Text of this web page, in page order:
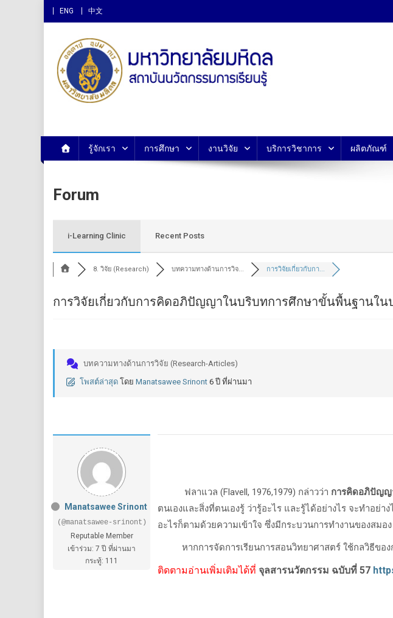
ENG 中文
สถาบันนวัตกรรมการเรียนรู้ ม.มหิดล
รู้จักเรา การศึกษา งานวิจัย บริการวิชาการ ผลิตภัณฑ์
Forum
i-Learning Clinic Recent Posts
8. วิจัย (Research) บทความทางด้านการวิจ... การวิจัยเกี่ยวกับกา...
การวิจัยเกี่ยวกับการคิดอภิปัญญาในบริบทการศึกษาขั้นพื้นฐานใน
บทความทางด้านการวิจัย (Research-Articles)
โพสต์ล่าสุด โดย Manatsawee Srinont 6 ปี ที่ผ่านมา
Manatsawee Srinont
(@manatsawee-srinont)
Reputable Member
เข้าร่วม: 7 ปี ที่ผ่านมา
กระทู้: 111
ฟลาแวล (Flavell, 1976,1979) กล่าวว่า การคิดอภิปัญญ
ตนเองและสิ่งที่ตนเองรู้ ว่ารู้อะไร และรู้ได้อย่างไร จะทำอ
อะไรก็ตามด้วยความเข้าใจ ซึ่งมีกระบวนการทำงานของสมอ
หากการจัดการเรียนการสอนวิทยาศาสตร์ ใช้กลวิธีของก
ติดตามอ่านเพิ่มเติมได้ที่ จุลสารนวัตกรรม ฉบับที่ 57